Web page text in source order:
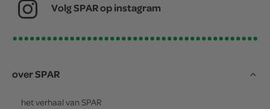
Volg SPAR op instagram
over SPAR
het verhaal van SPAR